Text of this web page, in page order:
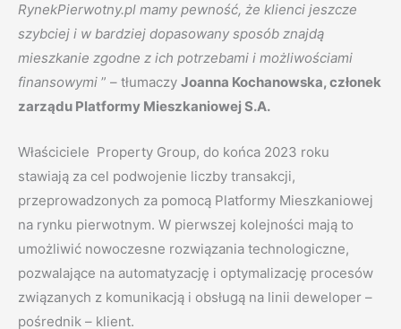
RynekPierwotny.pl mamy pewność, że klienci jeszcze
szybciej i w bardziej dopasowany sposób znajdą
mieszkanie zgodne z ich potrzebami i możliwościami
finansowymi ” – tłumaczy Joanna Kochanowska, członek
zarządu Platformy Mieszkaniowej S.A.
Właściciele Property Group, do końca 2023 roku
stawiają za cel podwojenie liczby transakcji,
przeprowadzonych za pomocą Platformy Mieszkaniowej
na rynku pierwotnym. W pierwszej kolejności mają to
umożliwić nowoczesne rozwiązania technologiczne,
pozwalające na automatyzację i optymalizację procesów
związanych z komunikacją i obsługą na linii deweloper –
pośrednik – klient.